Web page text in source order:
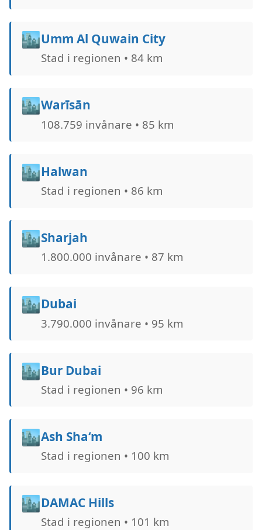
🏙️Umm Al Quwain City
Stad i regionen • 84 km
🏙️Warīsān
108.759 invånare • 85 km
🏙️Halwan
Stad i regionen • 86 km
🏙️Sharjah
1.800.000 invånare • 87 km
🏙️Dubai
3.790.000 invånare • 95 km
🏙️Bur Dubai
Stad i regionen • 96 km
🏙️Ash Sha‘m
Stad i regionen • 100 km
🏙️DAMAC Hills
Stad i regionen • 101 km